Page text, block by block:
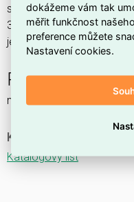
svítidlo průmyslové do
3GD, 1x6400lm, spektrum
jednofáz.průběž.montáž,
PERUN SLIM
nouzové a orientační
Ke stažení
Katalogový list
dokážeme vám tak
měřit funkčnost
preference můžete
Nastavení cookies.